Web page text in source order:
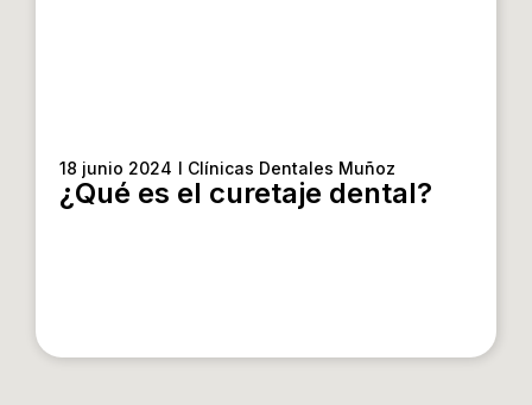
18 junio 2024 I Clínicas Dentales Muñoz
¿Qué es el curetaje dental?